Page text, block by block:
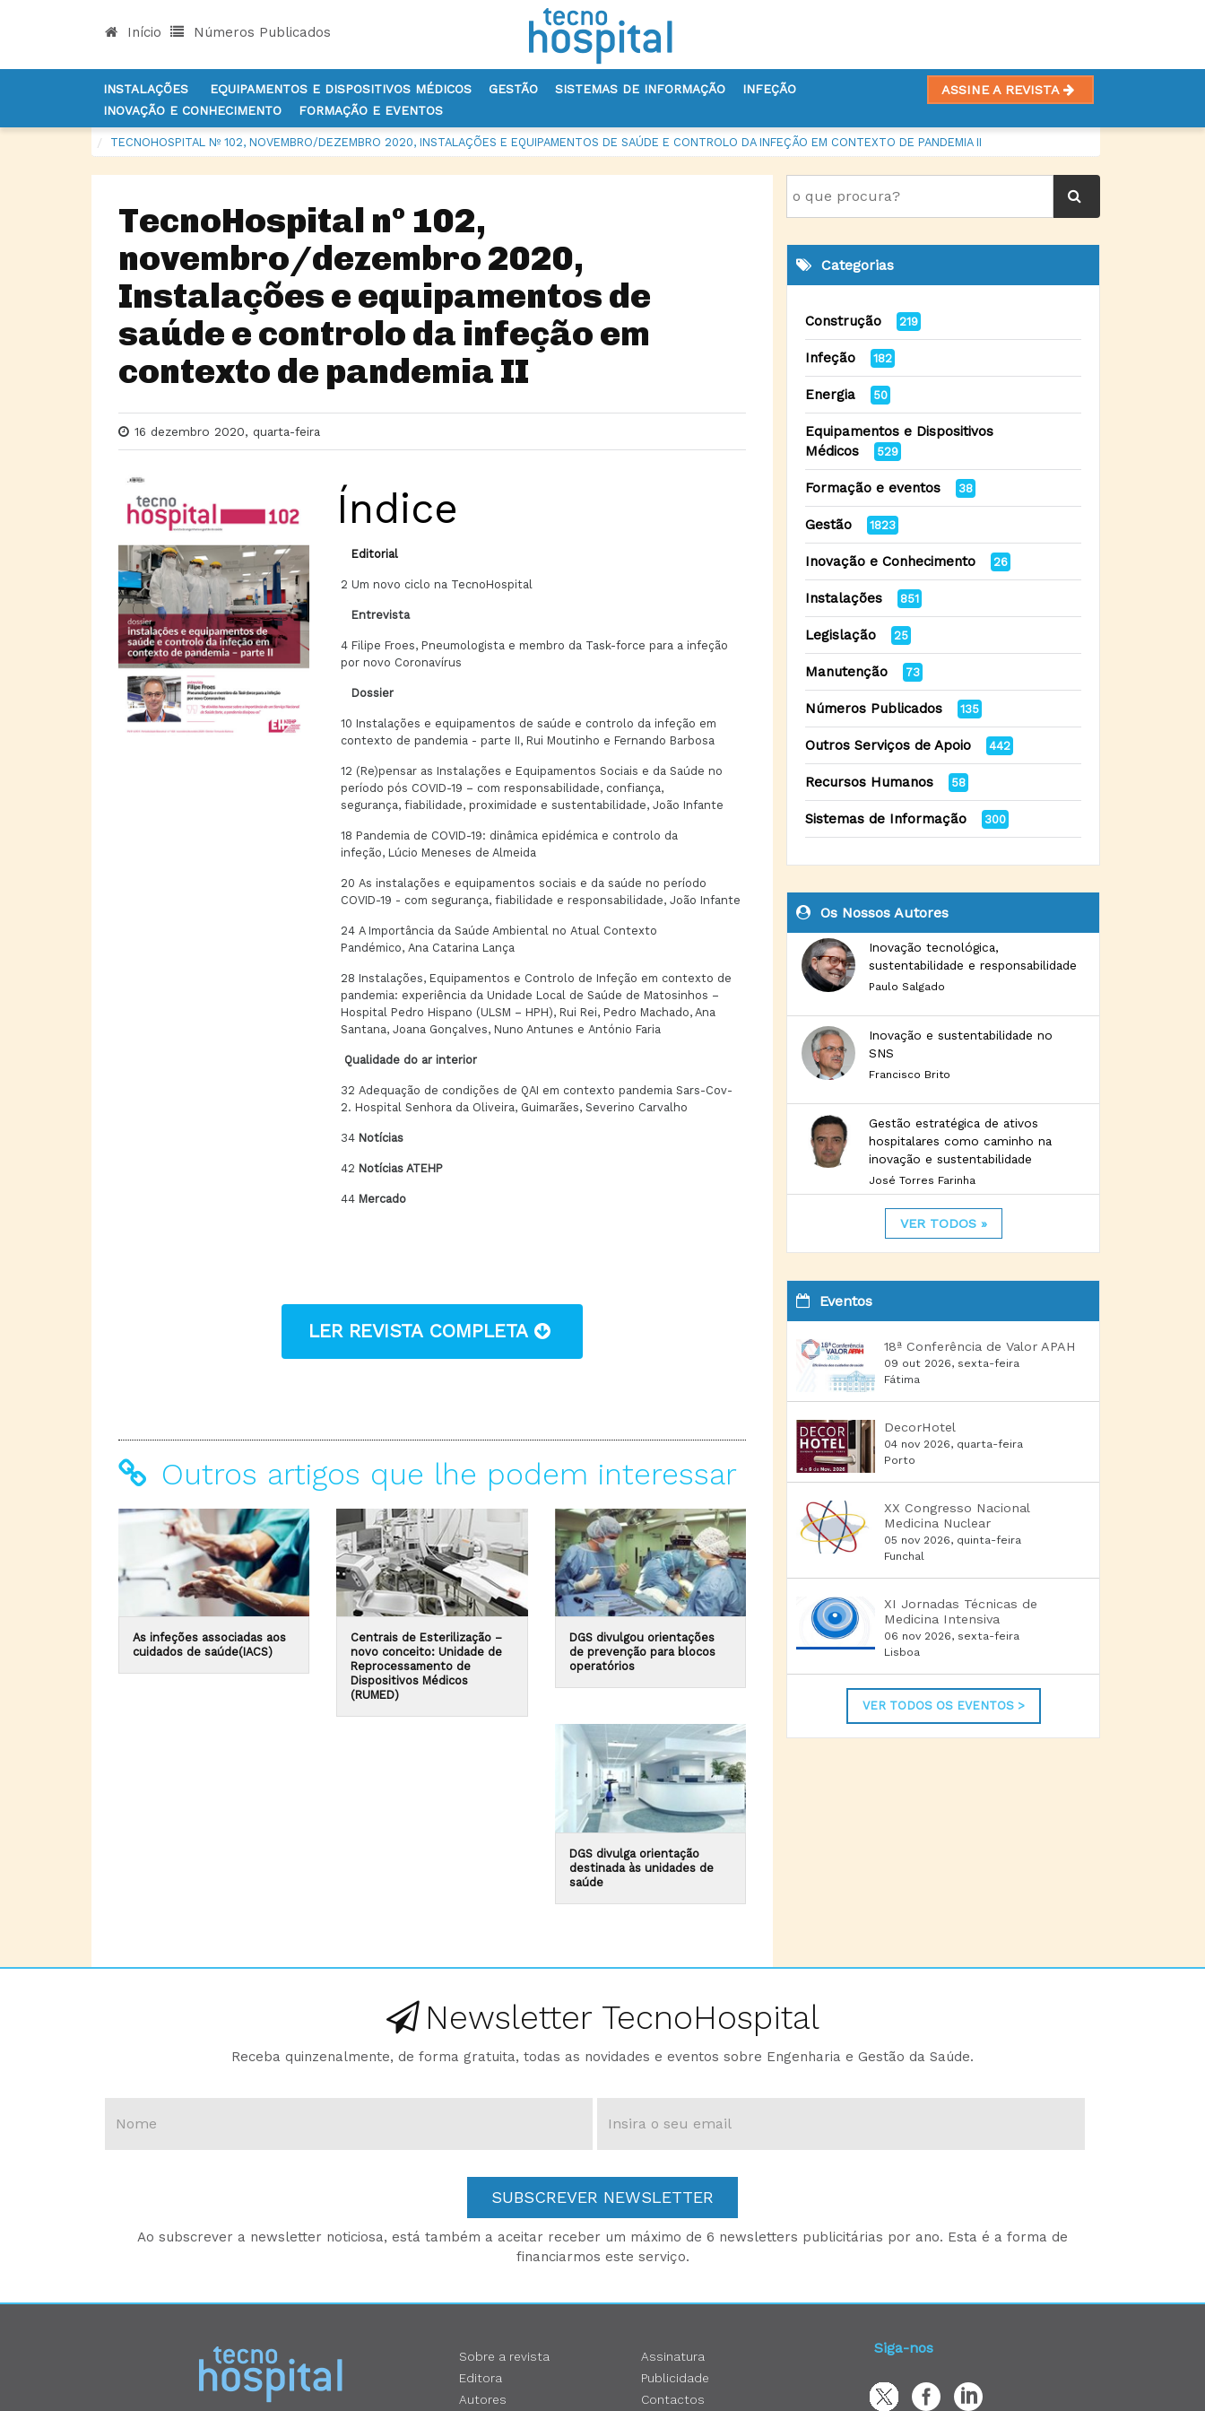
Início Números Publicados
INSTALAÇÕES EQUIPAMENTOS E DISPOSITIVOS MÉDICOS GESTÃO SISTEMAS DE INFORMAÇÃO
INFEÇÃO
INOVAÇÃO E CONHECIMENTO
FORMAÇÃO E EVENTOS
ASSINE A REVISTA
INÍCIO NOTÍCIAS
INFEÇÃO
TECNOHOSPITAL Nº 102, NOVEMBRO/DEZEMBRO 2020, INSTALAÇÕES E EQUIPAMENTOS DE SAÚDE E CONTROLO DA INFEÇÃO EM CONTEXTO DE PANDEMIA II
TecnoHospital nº 102,
novembro/dezembro 2020,
Instalações e equipamentos de
saúde e controlo da infeção em
contexto de pandemia II
16 dezembro 2020, quarta-feira
Índice
Editorial
2 Um novo ciclo na TecnoHospital
Entrevista
4 Filipe Froes, Pneumologista e membro da Task-force para a infeção
por novo Coronavírus
Dossier
10 Instalações e equipamentos de saúde e controlo da infeção em
contexto de pandemia - parte II, Rui Moutinho e Fernando Barbosa
12 (Re)pensar as Instalações e Equipamentos Sociais e da Saúde no
período pós COVID-19 – com responsabilidade, confiança,
segurança, fiabilidade, proximidade e sustentabilidade, João Infante
18 Pandemia de COVID-19: dinâmica epidémica e controlo da
infeção, Lúcio Meneses de Almeida
20 As instalações e equipamentos sociais e da saúde no período
COVID-19 - com segurança, fiabilidade e responsabilidade, João Infante
24 A Importância da Saúde Ambiental no Atual Contexto
Pandémico, Ana Catarina Lança
28 Instalações, Equipamentos e Controlo de Infeção em contexto de
pandemia: experiência da Unidade Local de Saúde de Matosinhos –
Hospital Pedro Hispano (ULSM – HPH), Rui Rei, Pedro Machado, Ana
Santana, Joana Gonçalves, Nuno Antunes e António Faria
Qualidade do ar interior
32 Adequação de condições de QAI em contexto pandemia Sars-Cov-
2. Hospital Senhora da Oliveira, Guimarães, Severino Carvalho
34 Notícias
42 Notícias ATEHP
44 Mercado
LER REVISTA COMPLETA
Outros artigos que lhe podem interessar
As infeções associadas aos
cuidados de saúde(IACS)
Centrais de Esterilização –
novo conceito: Unidade de
Reprocessamento de
Dispositivos Médicos
(RUMED)
DGS divulgou orientações
de prevenção para blocos
operatórios
DGS divulga orientação
destinada às unidades de
saúde
Categorias
Construção 219
Infeção 182
Energia 50
Equipamentos e Dispositivos
Médicos
529
Formação e eventos 38
Gestão 1823
Inovação e Conhecimento 26
Instalações 851
Legislação 25
Manutenção 73
Números Publicados 135
Outros Serviços de Apoio 442
Recursos Humanos 58
Sistemas de Informação 300
Os Nossos Autores
Inovação tecnológica,
sustentabilidade e responsabilidade
Paulo Salgado
Inovação e sustentabilidade no
SNS
Francisco Brito
Gestão estratégica de ativos
hospitalares como caminho na
inovação e sustentabilidade
José Torres Farinha
VER TODOS »
Eventos
18ª Conferência de Valor APAH
09 out 2026, sexta-feira
Fátima
DecorHotel
04 nov 2026, quarta-feira
Porto
XX Congresso Nacional
Medicina Nuclear
05 nov 2026, quinta-feira
Funchal
XI Jornadas Técnicas de
Medicina Intensiva
06 nov 2026, sexta-feira
Lisboa
VER TODOS OS EVENTOS >
Newsletter TecnoHospital
Receba quinzenalmente, de forma gratuita, todas as novidades e eventos sobre Engenharia e Gestão da Saúde.
SUBSCREVER NEWSLETTER
Ao subscrever a newsletter noticiosa, está também a aceitar receber um máximo de 6 newsletters publicitárias por ano. Esta é a forma de
financiarmos este serviço.
Sobre a revista
Editora
Autores
Assinatura
Publicidade
Contactos
Siga-nos